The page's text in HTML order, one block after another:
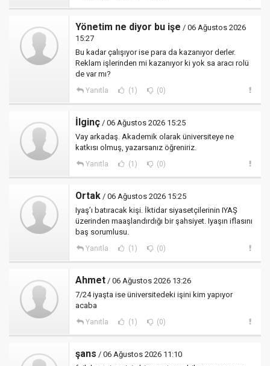
Yönetim ne diyor bu işe / 06 Ağustos 2026
15:27
Bu kadar çalışıyor ise para da kazanıyor derler.
Reklam işlerinden mi kazanıyor ki yok sa aracı rolü
de var mı?
Yanıtla (1) (0)
İlginç / 06 Ağustos 2026 15:25
Vay arkadaş. Akademik olarak üniversiteye ne
katkısı olmuş, yazarsanız öğreniriz.
Yanıtla (1) (0)
Ortak / 06 Ağustos 2026 15:25
Iyaş’ı batıracak kişi. İktidar siyasetçilerinin IYAŞ
üzerinden maaşlandırdığı bir şahsiyet. Iyaşın iflasını
baş sorumlusu.
Yanıtla (1) (0)
Ahmet / 06 Ağustos 2026 13:26
7/24 iyaşta ise üniversitedeki işini kim yapıyor
acaba
Yanıtla (1) (0)
şans / 06 Ağustos 2026 11:10